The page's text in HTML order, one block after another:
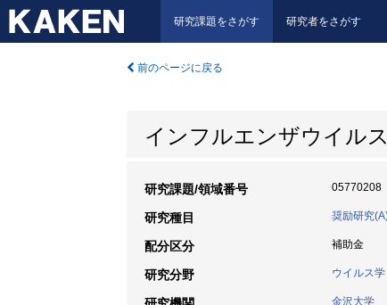
研究課題をさがす 研究者をさがす
前のページに戻る
インフルエンザウイル
研究課題/領域番号 05770208
研究種目 奨励研究
配分区分 補助金
研究分野 ウイルス学
金沢大学